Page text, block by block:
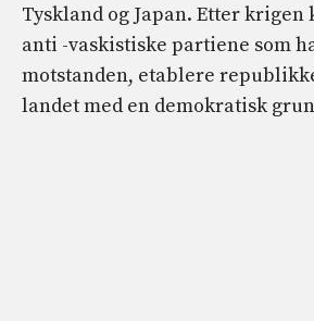
Tyskland og Japan. Etter krigen
anti -vaskistiske partiene som
motstanden, etablere
landet med en demokratisk